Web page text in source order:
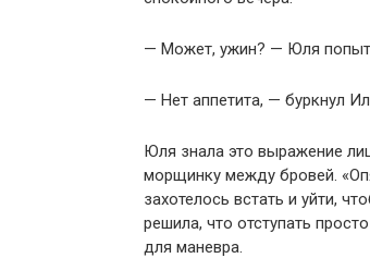
— Может, ужин? — Юля
— Нет аппетита, — буркнул
Юля знала это выражение
морщинку между бровей.
захотелось встать и уйти,
решила, что отступать
для маневра.